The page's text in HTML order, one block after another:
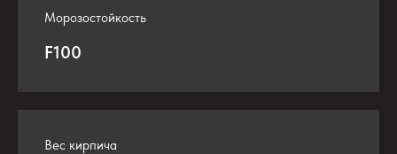
Морозостойкость
F100
Вес кирпича